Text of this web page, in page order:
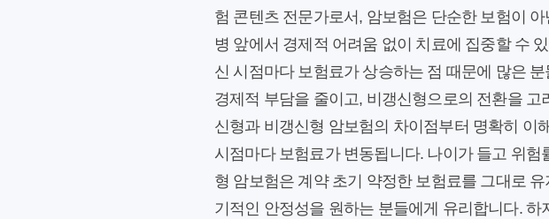
험 콘텐츠 전문가로서, 암보험은 단순한 보험이
병 앞에서 경제적 어려움 없이 치료에 집중할 수
신 시점마다 보험료가 상승하는 점 때문에 많은
경제적 부담을 줄이고, 비갱신형으로의 전환을
신형과 비갱신형 암보험의 차이점부터 명확히 이
시점마다 보험료가 변동됩니다. 나이가 들고 위
형 암보험은 계약 초기 약정한 보험료를 그대로
기적인 안정성을 원하는 분들에게 유리합니다.